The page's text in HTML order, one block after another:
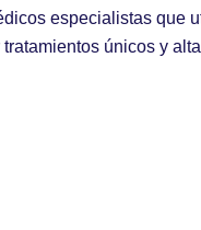
especialistas
únicos y